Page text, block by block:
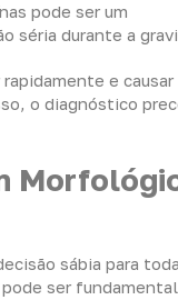
pode ser um
séria durante a
e causar
o diagnóstico
sábia para
ser fundamental